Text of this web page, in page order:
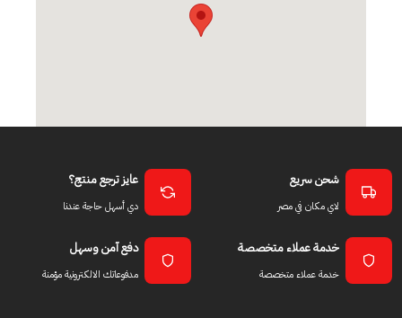
شحن سريع
لاي مكان في مصر
عايز ترجع منتج؟
دي أسهل حاجة عندنا
خدمة عملاء متخصصة
خدمة عملاء متخصصة
دفع آمن وسهل
مدفوعاتك الالكترونية مؤمنة